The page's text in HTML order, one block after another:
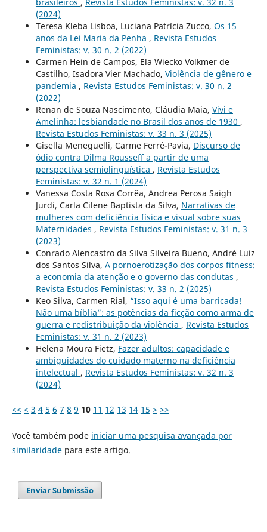
(2024)
Teresa Kleba Lisboa, Luciana Patrícia Zucco, Os 15
anos da Lei Maria da Penha , Revista Estudos
Feministas: v. 30 n. 2 (2022)
Carmen Hein de Campos, Ela Wiecko Volkmer de
Castilho, Isadora Vier Machado, Violência de gênero e
pandemia , Revista Estudos Feministas: v. 30 n. 2
(2022)
Renan de Souza Nascimento, Cláudia Maia, Vivi e
Amelinha: lesbiandade no Brasil dos anos de 1930 ,
Revista Estudos Feministas: v. 33 n. 3 (2025)
Gisella Meneguelli, Carme Ferré-Pavia, Discurso de
ódio contra Dilma Rousseff a partir de uma
perspectiva semiolinguística , Revista Estudos
Feministas: v. 32 n. 1 (2024)
Vanessa Costa Rosa Corrêa, Andrea Perosa Saigh
Jurdi, Carla Cilene Baptista da Silva, Narrativas de
mulheres com deficiência física e visual sobre suas
Maternidades , Revista Estudos Feministas: v. 31 n. 3
(2023)
Conrado Alencastro da Silva Silveira Bueno, André Luiz
dos Santos Silva, A pornoerotização dos corpos fitness:
a economia da atenção e o governo das condutas ,
Revista Estudos Feministas: v. 33 n. 2 (2025)
Keo Silva, Carmen Rial, “Isso aqui é uma barricada!
Não uma bíblia”: as potências da ficção como arma de
guerra e redistribuição da violência , Revista Estudos
Feministas: v. 31 n. 2 (2023)
Helena Moura Fietz, Fazer adultos: capacidade e
ambiguidades do cuidado materno na deficiência
intelectual , Revista Estudos Feministas: v. 32 n. 3
(2024)
<< < 3 4 5 6 7 8 9 10 11 12 13 14 15 > >>
Você também pode iniciar uma pesquisa avançada por
similaridadepara este artigo.
Enviar Submissão